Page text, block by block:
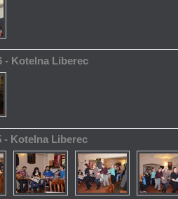
- Kotelna Liberec
- Kotelna Liberec